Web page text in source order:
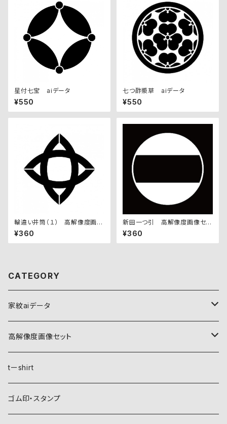
星付七宝 aiデータ
¥550
七つ酢漿草 aiデータ
¥550
輪違い井筒（１） 高解像度画像
セット
¥360
新田一つ引 高解像度画像セッ
ト
¥360
CATEGORY
家紋aiデータ
自然紋
稲妻
霞
植物紋
葵
動物紋
高解像度画像セット
自然紋
稲妻
植物紋
tーshirt
ゴム印・スタンプ